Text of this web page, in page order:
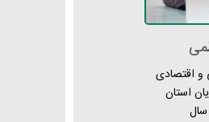
و اقتصادی
استان